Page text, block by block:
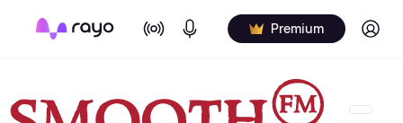
On Air Podcasts Premium Log in